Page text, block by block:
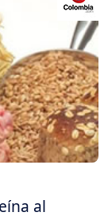
al